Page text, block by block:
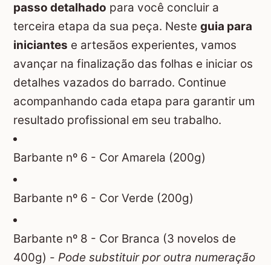
passo detalhado para você concluir a
terceira etapa da sua peça. Neste guia para
iniciantes e artesãos experientes, vamos
avançar na finalização das folhas e iniciar os
detalhes vazados do barrado. Continue
acompanhando cada etapa para garantir um
resultado profissional em seu trabalho.
Barbante nº 6 - Cor Amarela (200g)
Barbante nº 6 - Cor Verde (200g)
Barbante nº 8 - Cor Branca (3 novelos de
400g) - Pode substituir por outra numeração